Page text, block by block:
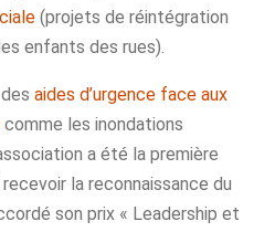
(projets de réintégration
enfants des rues).
aides d’urgence face aux
comme les inondations
a été la première
la reconnaissance du
son prix « Leadership et